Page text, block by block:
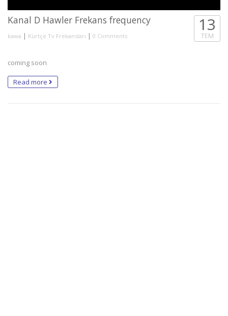
Kanal D Hawler Frekans frequency
kawa | Kürtçe Tv Frekansları | 0 Comments
13
TEM
coming soon
Read more